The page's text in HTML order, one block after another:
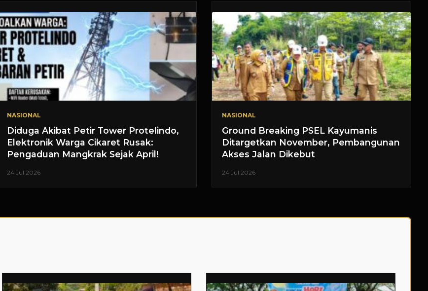
NASIONAL
Diduga Akibat Petir Tower Protelindo,
Elektronik Warga Cikaret Rusak:
Pengaduan Mangkrak Sejak April!
24 Jul 2026
NASIONAL
Ground Breaking PSEL Kayumanis
Ditargetkan November, Pembangunan
Akses Jalan Dikebut
24 Jul 2026